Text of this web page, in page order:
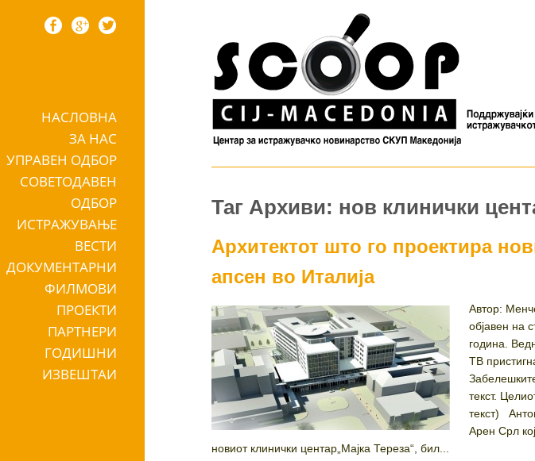
Skip to contentНАСЛОВНА
ЗА НАС
УПРАВЕН ОДБОР
СОВЕТОДАВЕН
ОДБОР
ИСТРАЖУВАЊЕ
ВЕСТИ
ДОКУМЕНТАРНИ
ФИЛМОВИ
ПРОЕКТИ
ПАРТНЕРИ
ГОДИШНИ
ИЗВЕШТАИ
Таг Архиви: нов клинички
Архитектот што го проектира
апсен во Италија
Автор:
објавен на
година.
ТВ
текст.
текст)
Арен Срл
новиот клинички центар„Мајка Тереза“, бил...